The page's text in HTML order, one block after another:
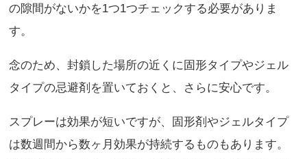
の隙間がないかを1つ1つチェックする必要がありま
す。
念のため、封鎖した場所の近くに固形タイプやジェル
タイプの忌避剤を置いておくと、さらに安心です。
スプレーは効果が短いですが、固形剤やジェルタイプ
は数週間から数ヶ月効果が持続するものもあります。